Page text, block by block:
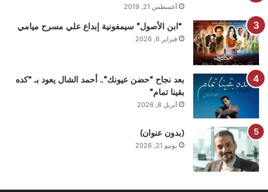
أغسطس 21, 2019
“ابن الأصول” سيمفونية إبداع علي مسرح ميامي
فبراير 6, 2026
بعد نجاح “حضن عيونك”.. أحمد الشال يعود بـ “كده
بقينا تمام”
أبريل 8, 2026
(بدون عنوان)
يونيو 21, 2026